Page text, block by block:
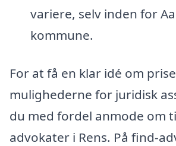
variere, selv inden for
kommune.
For at få en klar idé om
mulighederne for juridisk
du med fordel anmode om
advokater i Rens. På find-